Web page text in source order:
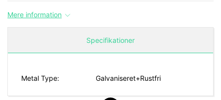
Mere information
Specifikationer
Metal Type: Galvaniseret+Rustfri